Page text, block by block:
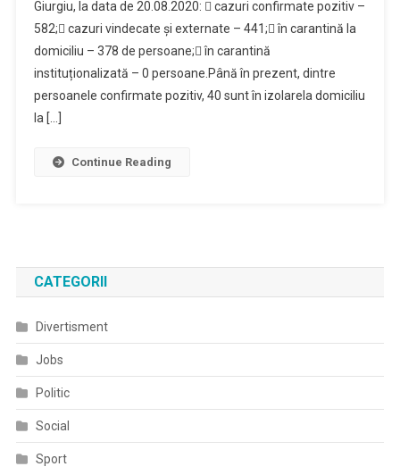
–
20.08.2020
Giurgiu, la data de 20.08.2020:  cazuri confirmate pozitiv –
582; cazuri vindecate și externate – 441; în carantină la
domiciliu – 378 de persoane; în carantină
instituționalizată – 0 persoane.Până în prezent, dintre
persoanele confirmate pozitiv, 40 sunt în izolarela domiciliu
la […]
Continue Reading
CATEGORII
Divertisment
Jobs
Politic
Social
Sport